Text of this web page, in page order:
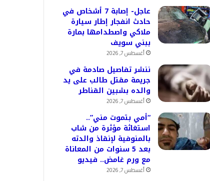
عاجل- إصابة 7 أشخاص في
حادث انفجار إطار سيارة
ملاكي واصطدامها بمارة
ببني سويف
أغسطس 7, 2026
ننشر تفاصيل صادمة في
جريمة مقتل طالب على يد
والده بشبين القناطر
أغسطس 7, 2026
“أمي بتموت مني”..
استغاثة مؤثرة من شاب
بالمنوفية لإنقاذ والدته
بعد 5 سنوات من المعاناة
مع ورم غامض.. فيديو
أغسطس 7, 2026